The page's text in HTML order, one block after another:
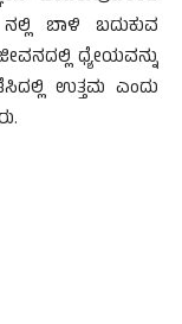
ಬಾಳಿ ಬದುಕುವ
ಧ್ಯೇಯವನ್ನು
ಉತ್ತಮ ಎಂದು